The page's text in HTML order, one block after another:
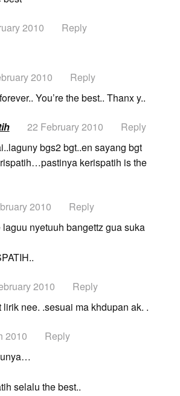
2010
Reply
2010
Reply
You’re the best.. Thanx y..
22 February 2010
Reply
bgs2 bgt..en sayang bgt
kerispatih is the
2010
Reply
nyetuuh bangettz gua suka
2010
Reply
lirik nee. .sesuai ma khdupan ak. .
2010
Reply
selalu the best..